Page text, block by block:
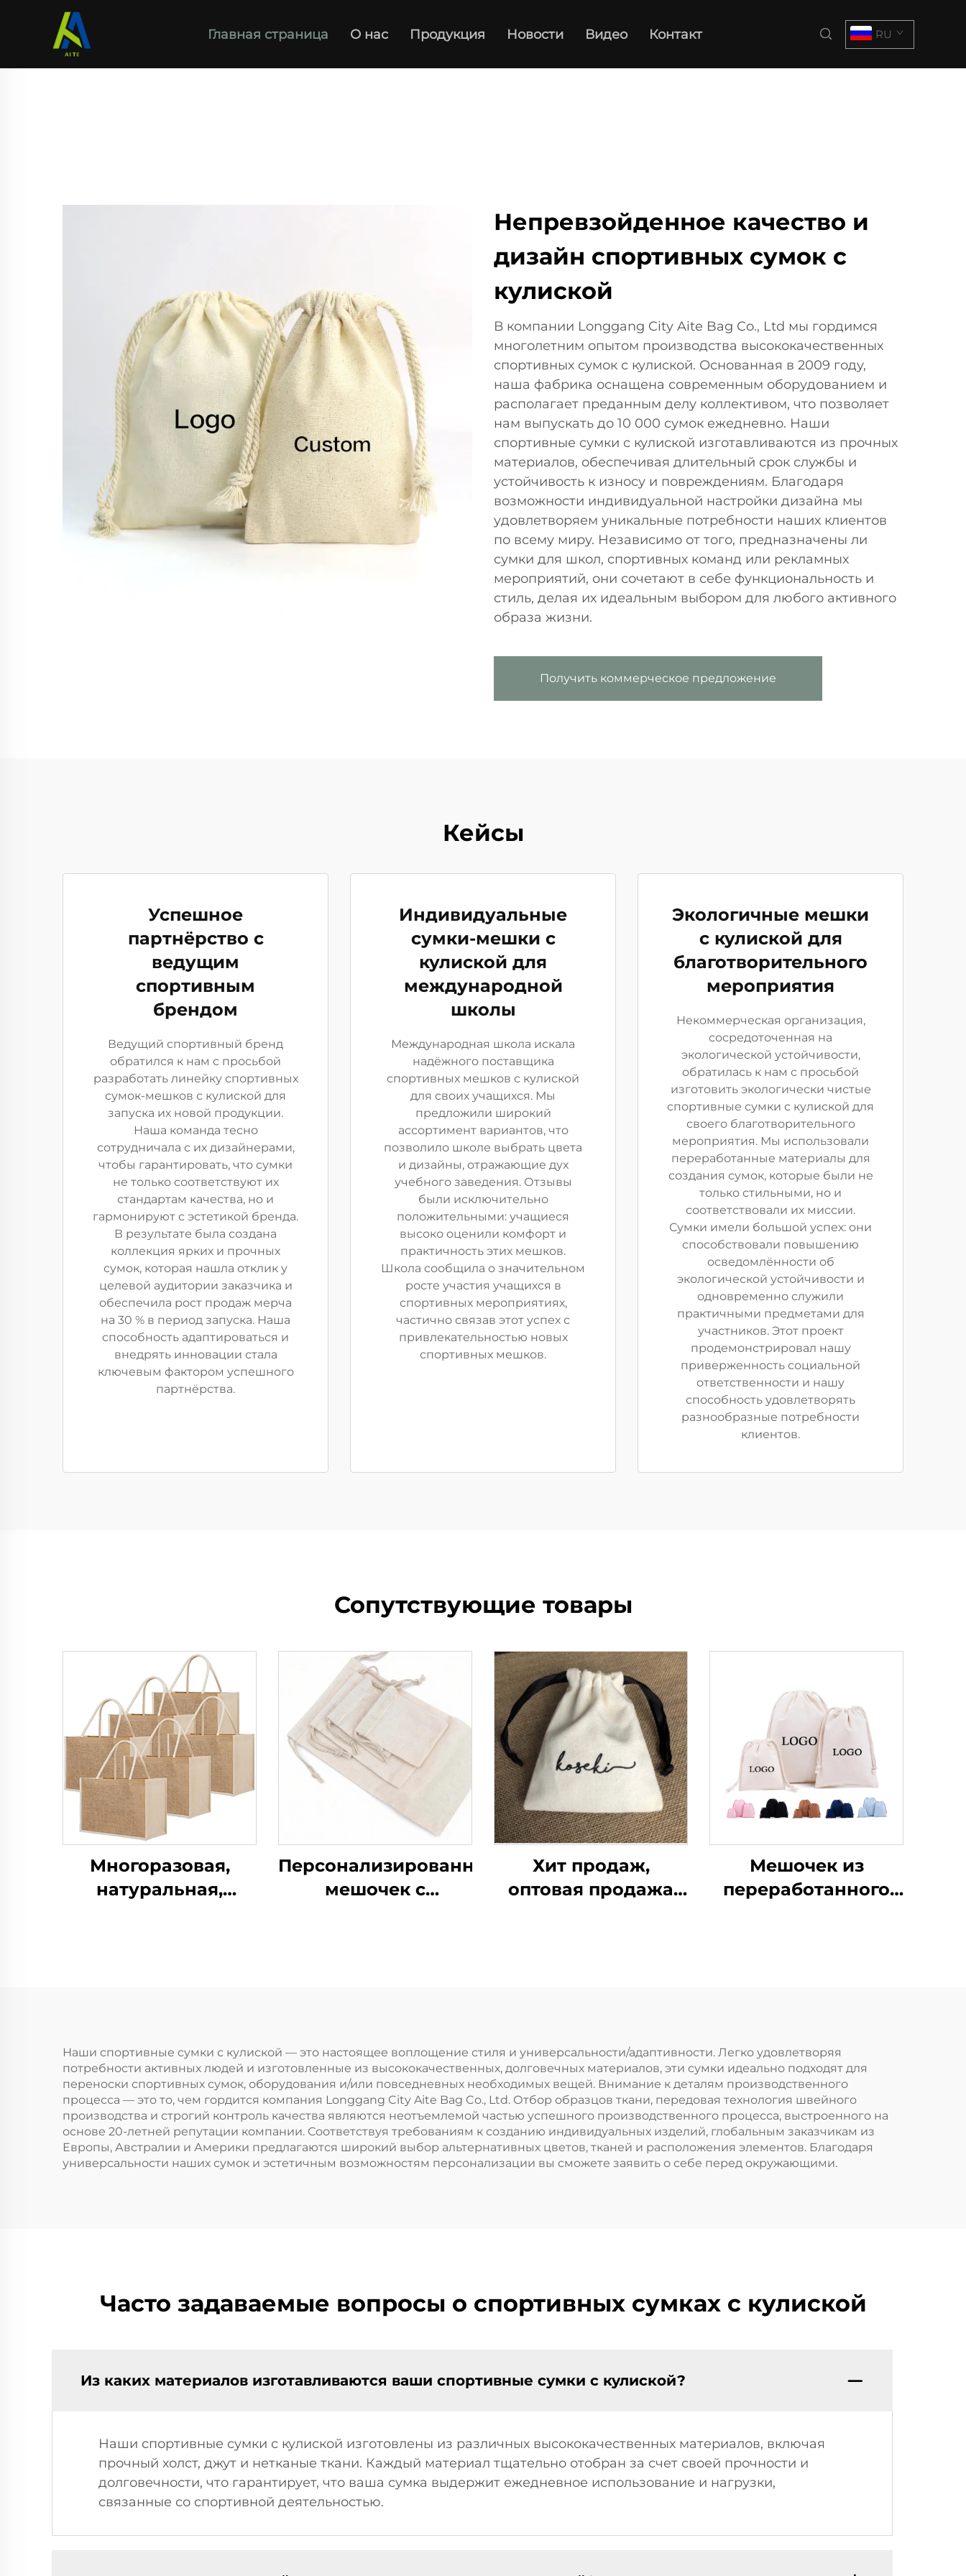
Главная страница О нас Продукция Новости Видео Контакт RU
Непревзойденное качество и
дизайн спортивных сумок с
кулиской
В компании Longgang City Aite Bag Co., Ltd мы гордимся
многолетним опытом производства высококачественных
спортивных сумок с кулиской. Основанная в 2009 году,
наша фабрика оснащена современным оборудованием и
располагает преданным делу коллективом, что позволяет
нам выпускать до 10 000 сумок ежедневно. Наши
спортивные сумки с кулиской изготавливаются из прочных
материалов, обеспечивая длительный срок службы и
устойчивость к износу и повреждениям. Благодаря
возможности индивидуальной настройки дизайна мы
удовлетворяем уникальные потребности наших клиентов
по всему миру. Независимо от того, предназначены ли
сумки для школ, спортивных команд или рекламных
мероприятий, они сочетают в себе функциональность и
стиль, делая их идеальным выбором для любого активного
образа жизни.
Получить коммерческое предложение
Кейсы
Успешное
партнёрство с
ведущим
спортивным
брендом
Ведущий спортивный бренд
обратился к нам с просьбой
разработать линейку спортивных
сумок-мешков с кулиской для
запуска их новой продукции.
Наша команда тесно
сотрудничала с их дизайнерами,
чтобы гарантировать, что сумки
не только соответствуют их
стандартам качества, но и
гармонируют с эстетикой бренда.
В результате была создана
коллекция ярких и прочных
сумок, которая нашла отклик у
целевой аудитории заказчика и
обеспечила рост продаж мерча
на 30 % в период запуска. Наша
способность адаптироваться и
внедрять инновации стала
ключевым фактором успешного
партнёрства.
Индивидуальные
сумки-мешки с
кулиской для
международной
школы
Международная школа искала
надёжного поставщика
спортивных мешков с кулиской
для своих учащихся. Мы
предложили широкий
ассортимент вариантов, что
позволило школе выбрать цвета
и дизайны, отражающие дух
учебного заведения. Отзывы
были исключительно
положительными: учащиеся
высоко оценили комфорт и
практичность этих мешков.
Школа сообщила о значительном
росте участия учащихся в
спортивных мероприятиях,
частично связав этот успех с
привлекательностью новых
спортивных мешков.
Экологичные мешки
с кулиской для
благотворительного
мероприятия
Некоммерческая организация,
сосредоточенная на
экологической устойчивости,
обратилась к нам с просьбой
изготовить экологически чистые
спортивные сумки с кулиской для
своего благотворительного
мероприятия. Мы использовали
переработанные материалы для
создания сумок, которые были не
только стильными, но и
соответствовали их миссии.
Сумки имели большой успех: они
способствовали повышению
осведомлённости об
экологической устойчивости и
одновременно служили
практичными предметами для
участников. Этот проект
продемонстрировал нашу
приверженность социальной
ответственности и нашу
способность удовлетворять
разнообразные потребности
клиентов.
Сопутствующие товары
Многоразовая,
натуральная,
джутовым
материалом
Персонализированный
мешочек с
маленький белый
муслиновый
тканевый мешочек
с двойным
шнурком
Хит продаж,
оптовая продажа
упаковочная сумка
Мешочек из
переработанного
муслина с
двойными
шнурками для
ювелирных
изделий
Наши спортивные сумки с кулиской — это настоящее воплощение стиля и универсальности/адаптивности. Легко удовлетворяя
потребности активных людей и изготовленные из высококачественных, долговечных материалов, эти сумки идеально подходят для
переноски спортивных сумок, оборудования и/или повседневных необходимых вещей. Внимание к деталям производственного
процесса — это то, чем гордится компания Longgang City Aite Bag Co., Ltd. Отбор образцов ткани, передовая технология швейного
производства и строгий контроль качества являются неотъемлемой частью успешного производственного процесса, выстроенного на
основе 20-летней репутации компании. Соответствуя требованиям к созданию индивидуальных изделий, глобальным заказчикам из
Европы, Австралии и Америки предлагаются широкий выбор альтернативных цветов, тканей и расположения элементов. Благодаря
универсальности наших сумок и эстетичным возможностям персонализации вы сможете заявить о себе перед окружающими.
Часто задаваемые вопросы о спортивных сумках с кулиской
Из каких материалов изготавливаются ваши спортивные сумки с кулиской?
Наши спортивные сумки с кулиской изготовлены из различных высококачественных материалов, включая
прочный холст, джут и нетканые ткани. Каждый материал тщательно отобран за счет своей прочности и
долговечности, что гарантирует, что ваша сумка выдержит ежедневное использование и нагрузки,
связанные со спортивной деятельностью.